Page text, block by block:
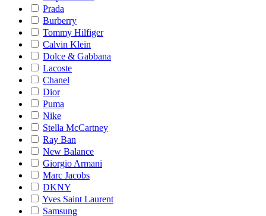
Prada
Burberry
Tommy Hilfiger
Calvin Klein
Dolce & Gabbana
Lacoste
Chanel
Dior
Puma
Nike
Stella McCartney
Ray Ban
New Balance
Giorgio Armani
Marc Jacobs
DKNY
Yves Saint Laurent
Samsung